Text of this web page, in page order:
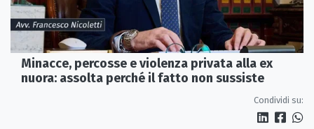
Minacce, percosse e violenza privata alla ex
nuora: assolta perché il fatto non sussiste
Condividi su: